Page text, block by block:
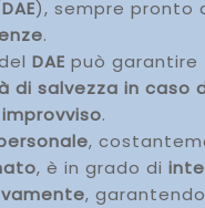
DAE), sempre pronto
.
DAE può garantire
di salvezza in caso
.
,
, è in grado di
, garantendo